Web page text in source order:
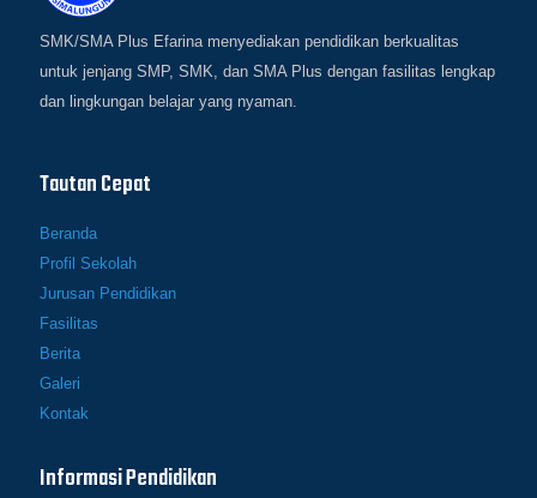
SMK/SMA Plus Efarina menyediakan pendidikan berkualitas
untuk jenjang SMP, SMK, dan SMA Plus dengan fasilitas lengkap
dan lingkungan belajar yang nyaman.
Tautan Cepat
Beranda
Profil Sekolah
Jurusan Pendidikan
Fasilitas
Berita
Galeri
Kontak
Informasi Pendidikan